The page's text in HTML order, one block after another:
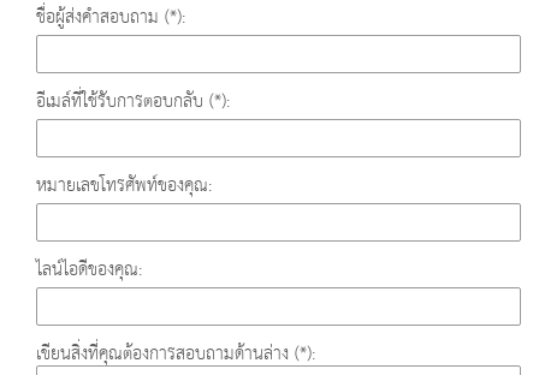
ชื่อผู้ส่งคำสอบถาม (*):
อีเมล์ที่ใช้รับการตอบกลับ (*):
หมายเลขโทรศัพท์ของคุณ:
ไลน์ไอดีของคุณ:
เขียนสิ่งที่คุณต้องการสอบถามด้านล่าง (*):